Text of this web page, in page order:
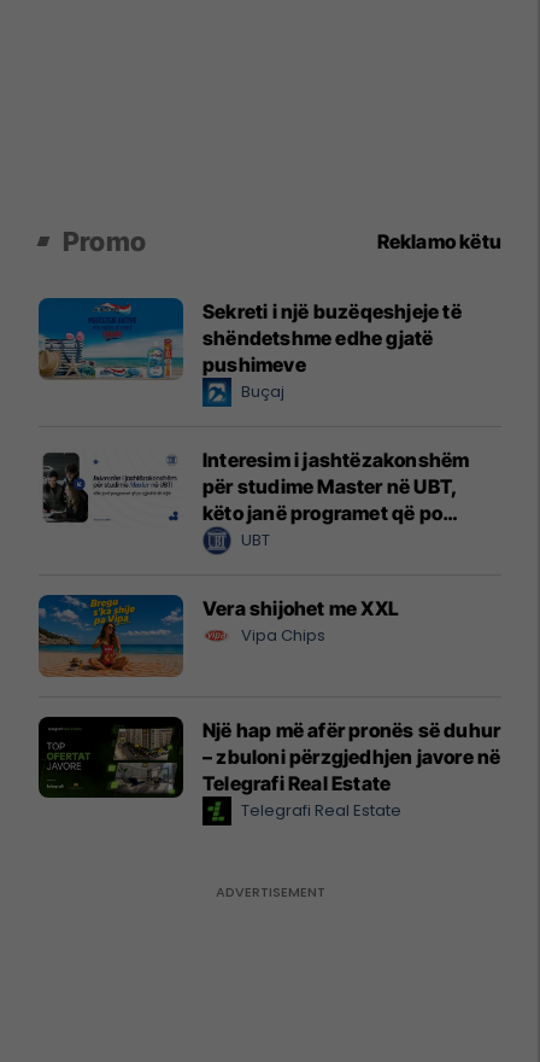
Promo Reklamo këtu
Sekreti i një buzëqeshjeje të
shëndetshme edhe gjatë
pushimeve
Buçaj
Interesim i jashtëzakonshëm
për studime Master në UBT,
këto janë programet që po
zgjedhin të rinjtë
UBT
Vera shijohet me XXL
Vipa Chips
Një hap më afër pronës së duhur
– zbuloni përzgjedhjen javore në
Telegrafi Real Estate
Telegrafi Real Estate